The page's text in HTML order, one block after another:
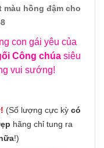
màu hồng đậm cho
con gái yêu của
Công chúasiêu
vui sướng!
(Số lượng cực kỳ có
hãng chỉ tung ra
!)